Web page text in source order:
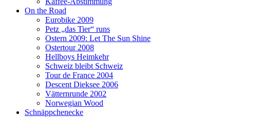
On the Road
Eurobike 2009
Petz „das Tier“ runs
Ostern 2009: Let The Sun Shine
Ostertour 2008
Hellboys Heimkehr
Schweiz bleibt Schweiz
Tour de France 2004
Descent Dieksee 2006
Vätternrunde 2002
Norwegian Wood
Schnäppchenecke